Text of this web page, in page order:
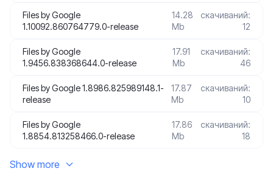
Files by Googlе
1.10092.860764779.0-release
14.28
Mb
скачиваний:
12
Files by Googlе
1.9456.838368644.0-release
17.91
Mb
скачиваний:
46
Files by Googlе 1.8986.825989148.1-
release
17.87
Mb
скачиваний:
10
Files by Googlе
1.8854.813258466.0-release
17.86
Mb
скачиваний:
18
Show more